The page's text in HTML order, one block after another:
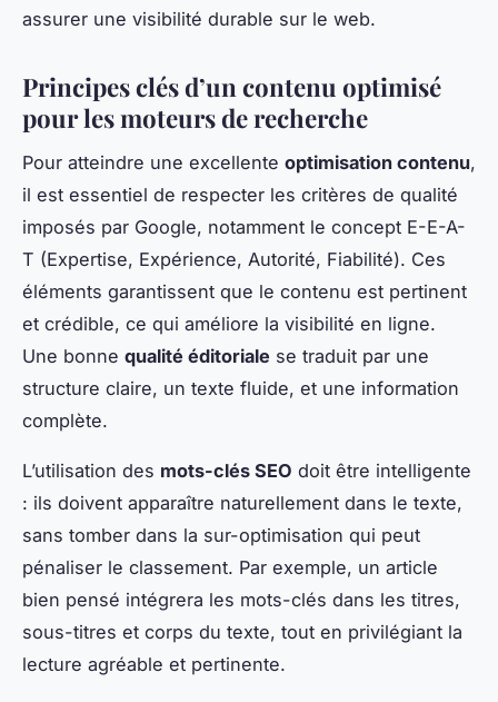
assurer une visibilité durable sur le web.
Principes clés d’un contenu optimisé
pour les moteurs de recherche
Pour atteindre une excellente optimisation contenu,
il est essentiel de respecter les critères de qualité
imposés par Google, notamment le concept E-E-A-
T (Expertise, Expérience, Autorité, Fiabilité). Ces
éléments garantissent que le contenu est pertinent
et crédible, ce qui améliore la visibilité en ligne.
Une bonne qualité éditoriale se traduit par une
structure claire, un texte fluide, et une information
complète.
L’utilisation des mots-clés SEO doit être intelligente
: ils doivent apparaître naturellement dans le texte,
sans tomber dans la sur-optimisation qui peut
pénaliser le classement. Par exemple, un article
bien pensé intégrera les mots-clés dans les titres,
sous-titres et corps du texte, tout en privilégiant la
lecture agréable et pertinente.